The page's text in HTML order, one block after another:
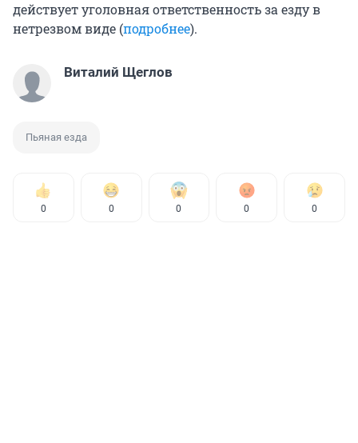
действует уголовная ответственность за езду в
нетрезвом виде (подробнее).
Виталий Щеглов
Пьяная езда
0 0 0 0 0